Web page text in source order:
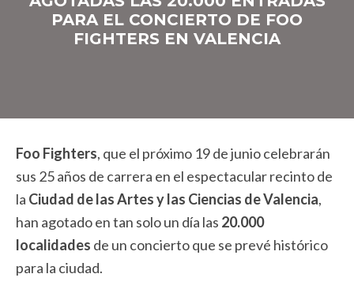
PARA EL CONCIERTO DE FOO
FIGHTERS EN VALENCIA
Foo Fighters, que el próximo 19 de junio celebrarán
sus 25 años de carrera en el espectacular recinto de
la Ciudad de las Artes y las Ciencias de Valencia,
han agotado en tan solo un día las 20.000
localidades de un concierto que se prevé histórico
para la ciudad.